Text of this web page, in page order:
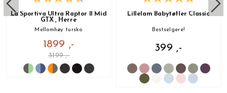
La Sportiva Ultra Raptor II Mid
GTX , Herre
Mellomhøy tursko
1899 ,-
3199 ,-
Lillelam Babytøfler Classic
Bestselgere!
399 ,-